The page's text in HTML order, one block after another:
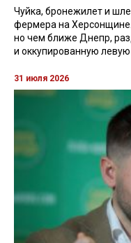
Чуйка, бронежилет и
фермера на
но чем ближе Днепр,
и оккупированную левую
31 июля 2026